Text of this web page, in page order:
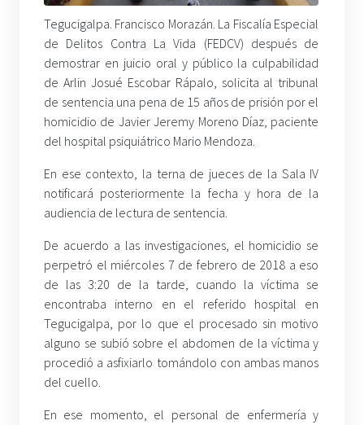
Tegucigalpa. Francisco Morazán. La Fiscalía Especial
de Delitos Contra La Vida (FEDCV) después de
demostrar en juicio oral y público la culpabilidad
de Arlin Josué Escobar Rápalo, solicita al tribunal
de sentencia una pena de 15 años de prisión por el
homicidio de Javier Jeremy Moreno Díaz, paciente
del hospital psiquiátrico Mario Mendoza.
En ese contexto, la terna de jueces de la Sala IV
notificará posteriormente la fecha y hora de la
audiencia de lectura de sentencia.
De acuerdo a las investigaciones, el homicidio se
perpetró el miércoles 7 de febrero de 2018 a eso
de las 3:20 de la tarde, cuando la víctima se
encontraba interno en el referido hospital en
Tegucigalpa, por lo que el procesado sin motivo
alguno se subió sobre el abdomen de la víctima y
procedió a asfixiarlo tomándolo con ambas manos
del cuello.
En ese momento, el personal de enfermería y